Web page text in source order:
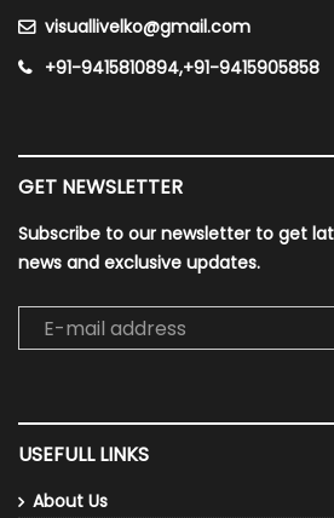
visuallivelko@gmail.com
+91-9415810894,+91-9415905858
GET NEWSLETTER
Subscribe to our newsletter to get
news and exclusive updates.
USEFULL LINKS
About Us